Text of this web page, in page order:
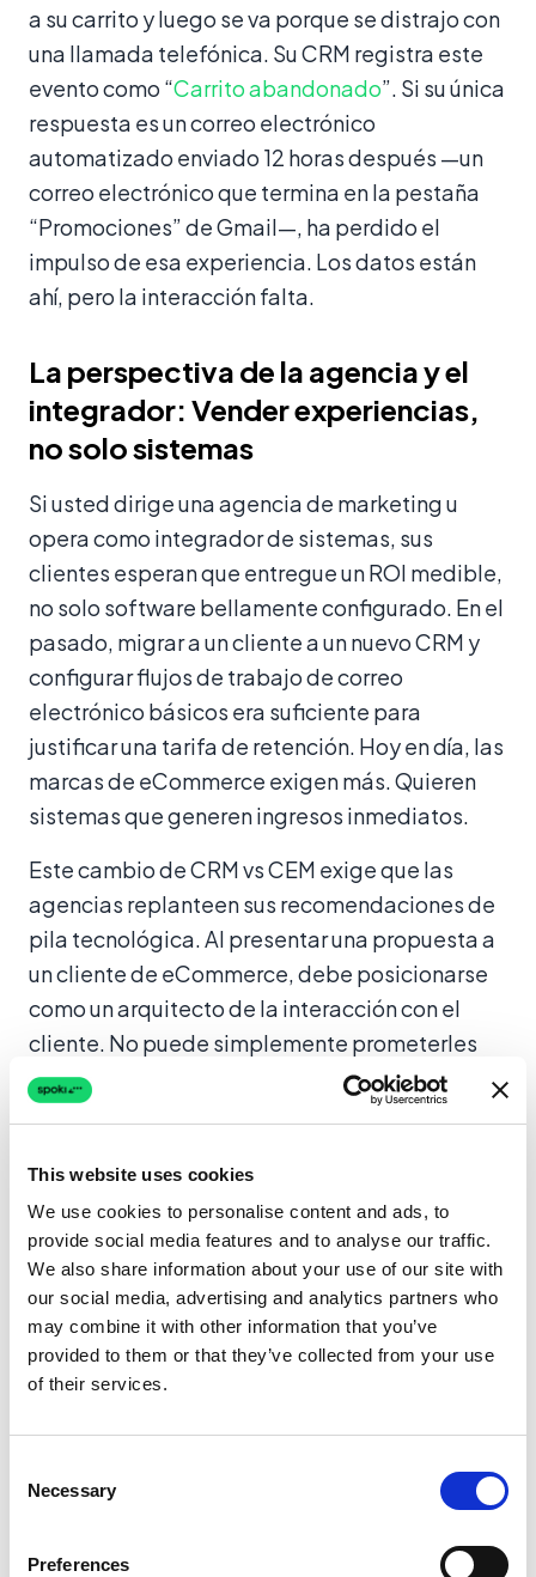
This website uses cookies
We use cookies to personalise content and ads, to
provide social media features and to analyse our traffic.
We also share information about your use of our site with
our social media, advertising and analytics partners who
may combine it with other information that you’ve
provided to them or that they’ve collected from your use
of their services.
Selection
Necessary
Preferences
a su carrito y luego se va porque se distrajo con
una llamada telefónica. Su CRM registra este
evento como “Carrito abandonado”. Si su única
respuesta es un correo electrónico
automatizado enviado 12 horas después —un
correo electrónico que termina en la pestaña
“Promociones” de Gmail—, ha perdido el
impulso de esa experiencia. Los datos están
ahí, pero la interacción falta.
La perspectiva de la agencia y el
integrador: Vender experiencias,
no solo sistemas
Si usted dirige una agencia de marketing u
opera como integrador de sistemas, sus
clientes esperan que entregue un ROI medible,
no solo software bellamente configurado. En el
pasado, migrar a un cliente a un nuevo CRM y
configurar flujos de trabajo de correo
electrónico básicos era suficiente para
justificar una tarifa de retención. Hoy en día, las
marcas de eCommerce exigen más. Quieren
sistemas que generen ingresos inmediatos.
Este cambio de CRM vs CEM exige que las
agencias replanteen sus recomendaciones de
pila tecnológica. Al presentar una propuesta a
un cliente de eCommerce, debe posicionarse
como un arquitecto de la interacción con el
cliente. No puede simplemente prometerles
una base de datos limpia; debe prometerles un
sistema que interactúe con sus clientes de
Al integrar una capa CEM dedicada sobre el
CRM existente del cliente, transforma los datos
estáticos en conversaciones dinámicas. Aquí es
donde entra en juego el comercio
conversacional, ofreciendo una propuesta de
valor única que diferencia a las agencias de
de sistemas que cierran la brecha entre los
datos de back-end (CRM) y la comunicación de
) son